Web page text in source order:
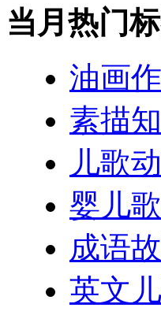
当月热门
油画
素描
儿歌
婴儿
成语
英文